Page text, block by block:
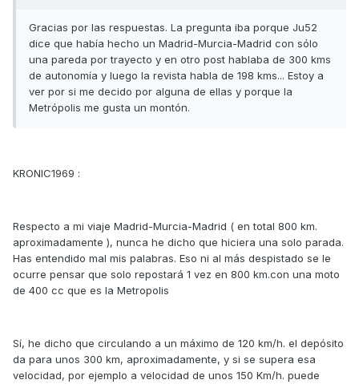
Gracias por las respuestas. La pregunta iba porque Ju52
dice que había hecho un Madrid-Murcia-Madrid con sólo
una pareda por trayecto y en otro post hablaba de 300 kms
de autonomía y luego la revista habla de 198 kms... Estoy a
ver por si me decido por alguna de ellas y porque la
Metrópolis me gusta un montón.
KRONIC1969 :
Respecto a mi viaje Madrid-Murcia-Madrid ( en total 800 km.
aproximadamente ), nunca he dicho que hiciera una solo parada.
Has entendido mal mis palabras. Eso ni al más despistado se le
ocurre pensar que solo repostará 1 vez en 800 km.con una moto
de 400 cc que es la Metropolis
Sí, he dicho que circulando a un máximo de 120 km/h. el depósito
da para unos 300 km, aproximadamente, y si se supera esa
velocidad, por ejemplo a velocidad de unos 150 Km/h. puede